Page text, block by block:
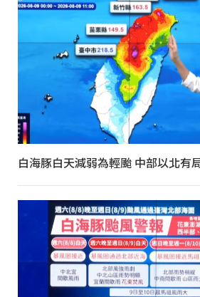
白海豚白天減弱為輕颱 中部以北有